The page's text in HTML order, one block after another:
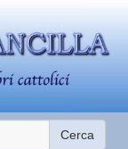
Cerca